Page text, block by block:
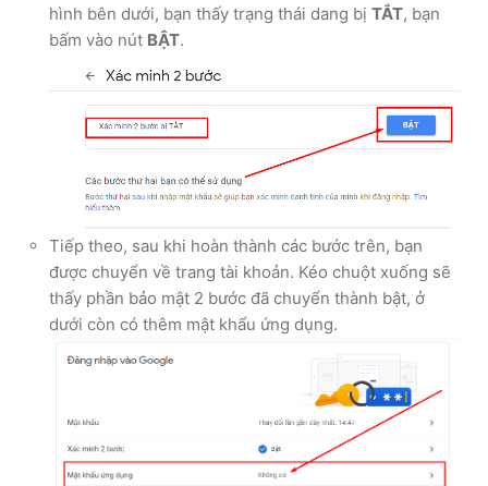
hình bên dưới, bạn thấy trạng thái dang bị TẮT, bạn
bấm vào nút BẬT.
Tiếp theo, sau khi hoàn thành các bước trên, bạn
được chuyển về trang tài khoản. Kéo chuột xuống sẽ
thấy phần bảo mật 2 bước đã chuyển thành bật, ở
dưới còn có thêm mật khẩu ứng dụng.